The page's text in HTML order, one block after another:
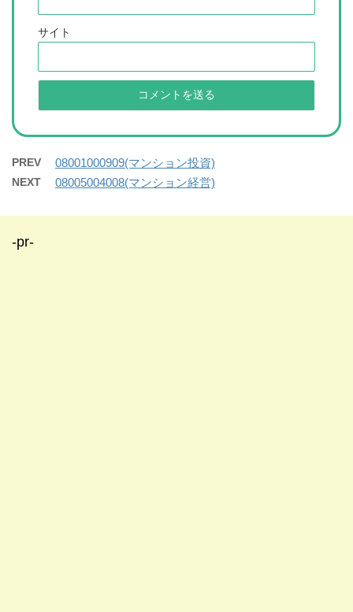
サイト
PREV 08001000909(マンション投資)
NEXT 08005004008(マンション経営)
-pr-